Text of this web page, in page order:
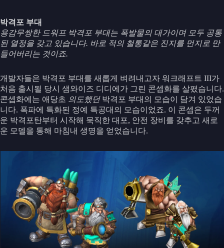
박격포 부대
용감무쌍한 드워프 박격포 부대는 폭발물의 대가이며 모두 공통
된 열정을 갖고 있습니다. 바로 적의 철통같은 진지를 먼지로 만
들어버리는 것이죠.
개발자들은 박격포 부대를 새롭게 벼려내고자 워크래프트 III가
처음 출시될 당시 샘와이즈 디디에가 그린 콘셉화를 살폈습니다.
콘셉화에는 애당초 의도했던박격포 부대의 모습이 담겨 있었습
니다. 폭파에 특화된 정예 특공대의 모습이었죠. 이 콘셉은 두꺼
운 박격포탄부터 시작해 묵직한 대포, 안전 장비를 갖추고 새로
운 모델을 통해 마침내 생명을 얻었습니다.